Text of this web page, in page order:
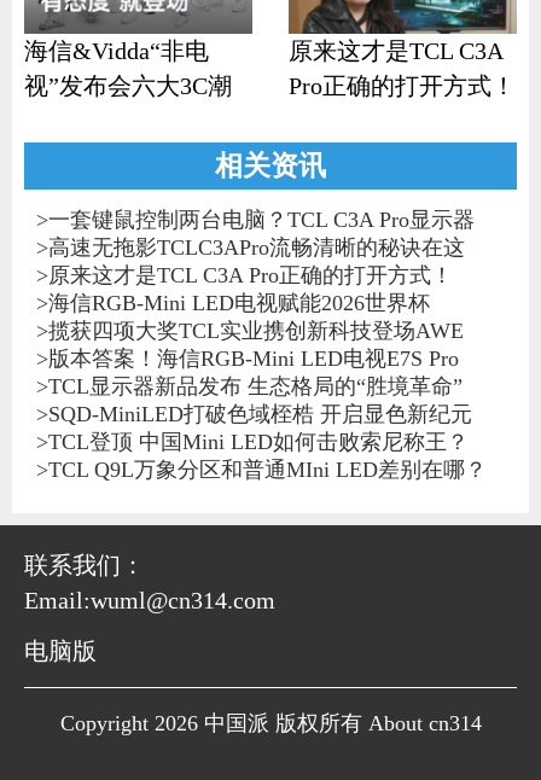
海信&Vidda“非电
视”发布会六大3C潮
原来这才是TCL C3A
Pro正确的打开方式！
相关资讯
>一套键鼠控制两台电脑？TCL C3A Pro显示器
>高速无拖影TCLC3APro流畅清晰的秘诀在这
>原来这才是TCL C3A Pro正确的打开方式！
>海信RGB-Mini LED电视赋能2026世界杯
>揽获四项大奖TCL实业携创新科技登场AWE
>版本答案！海信RGB-Mini LED电视E7S Pro
>TCL显示器新品发布 生态格局的“胜境革命”
>SQD-MiniLED打破色域桎梏 开启显色新纪元
>TCL登顶 中国Mini LED如何击败索尼称王？
>TCL Q9L万象分区和普通MIni LED差别在哪？
联系我们：
Email:wuml@cn314.com
电脑版
Copyright 2026 中国派 版权所有 About cn314